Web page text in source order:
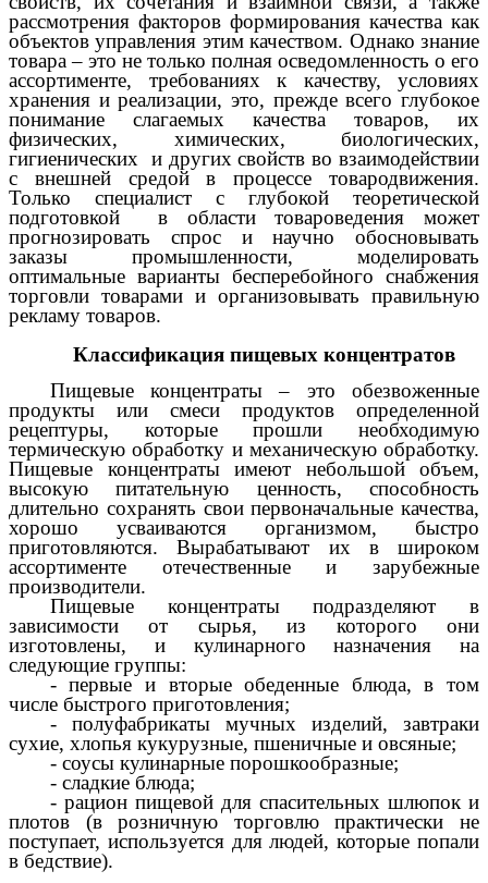
рассмотрения факторов формирования качества как
объектов управления этим качеством. Однако знание
товара – это не только полная осведомленность о его
ассортименте, требованиях к качеству, условиях
хранения и реализации, это, прежде всего глубокое
понимание слагаемых качества товаров, их
физических, химических, биологических,
гигиенических и других свойств во взаимодействии
с внешней средой в процессе товародвижения.
Только специалист с глубокой теоретической
подготовкой в области товароведения может
прогнозировать спрос и научно обосновывать
заказы промышленности, моделировать
оптимальные варианты бесперебойного снабжения
торговли товарами и организовывать правильную
рекламу товаров.
Классификация пищевых концентратов
Пищевые концентраты – это обезвоженные
продукты или смеси продуктов определенной
рецептуры, которые прошли необходимую
термическую обработку и механическую обработку.
Пищевые концентраты имеют небольшой объем,
высокую питательную ценность, способность
длительно сохранять свои первоначальные качества,
хорошо усваиваются организмом, быстро
приготовляются. Вырабатывают их в широком
ассортименте отечественные и зарубежные
производители.
Пищевые концентраты подразделяют в
зависимости от сырья, из которого они
изготовлены, и кулинарного назначения на
следующие группы:
- первые и вторые обеденные блюда, в том
числе быстрого приготовления;
- полуфабрикаты мучных изделий, завтраки
сухие, хлопья кукурузные, пшеничные и овсяные;
- соусы кулинарные порошкообразные;
- сладкие блюда;
- рацион пищевой для спасительных шлюпок и
плотов (в розничную торговлю практически не
поступает, используется для людей, которые попали
в бедствие).